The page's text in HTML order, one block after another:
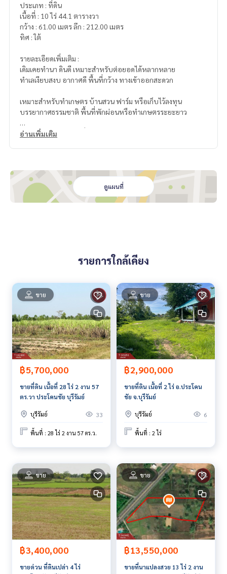
ประเภท : ที่ดิน
เนื้อที่ : 10 ไร่ 44.1 ตารางวา
กว้าง : 61.00 เมตร ลึก : 212.00 เมตร
ทิศ : ใต้
รายละเอียดเพิ่มเติม :
เดิมเคยทำนา ดินดี เหมาะสำหรับต่อยอดได้หลากหลาย
ทำเลเงียบสงบ อากาศดี พื้นที่กว้าง ทางเข้าออกสะดวก
เหมาะสำหรับทำเกษตร บ้านสวน ฟาร์ม หรือเก็บไว้ลงทุน
บรรยากาศธรรมชาติ พื้นที่พักผ่อนหรือทำเกษตรระยะยาว
- หน้าดินสวย เคยเป็นที่นา ปลูกพืชได้ดี
- ราคาในอนาคตมีโอกาสเติบโต เหมาะทั้งซื้ออยู่อาศัยและลงทุน
ราคา : 2,100,000 บาท
ประเมิน**
สนใจสอบถามข้อมูลเพิ่มเติม หรือ นัดชมบ้านได้ที่
Tel : 0802461414เซ (รหัสตัวแทน 5331)
Line ID : say.st.yl
Tel :0945796547สุภาภรณ์ (รหัสตัวแทน 5331-1)
Line ID : lah..lolli
Callcenter :02-047-4282
สนใจดูทรัพย์อื่นๆ เพิ่มเติม มากกว่า 3,000 รายการ
www.tb.co.th
The Best Property Agent CO,.LTD. ผู้นำด้านธุรกิจนายหน้า ตัวแ
ทนอสังหาริมทรัพย์ครบวงจร ด้วยความเป็นมืออาชีพ ใช้เทคโนโล
อ่านเพิ่มเติม
ดูแผนที่
รายการใกล้เคียง
ขาย
฿5,700,000
ขายที่ดิน เนื้อที่ 28 ไร่ 2 งาน 57
ตร.วา ประโคนชัย บุรีรัมย์
บุรีรัมย์ 33
พื้นที่ : 28 ไร่ 2 งาน 57 ตร.ว.
ขาย
฿2,900,000
ขายที่ดิน เนื้อที่ 2 ไร่ อ.ประโคน
ชัย จ.บุรีรัมย์
บุรีรัมย์ 6
พื้นที่ : 2 ไร่
ขาย
฿3,400,000
ขายด่วน ที่ดินเปล่า 4 ไร่
ขาย
฿13,550,000
ขายที่นาแปลงสวย 13 ไร่ 2 งาน